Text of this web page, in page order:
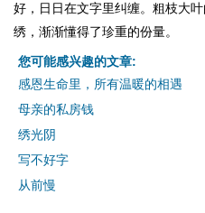
好，日日在文字里纠缠。粗枝大叶
绣，渐渐懂得了珍重的份量。
您可能感兴趣的文章:
感恩生命里，所有温暖的相遇
母亲的私房钱
绣光阴
写不好字
从前慢